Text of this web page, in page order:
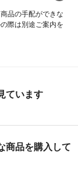
品の手配ができな
際は別途ご案内を
ています
商品を購入して